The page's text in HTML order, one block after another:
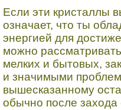
Если эти кристаллы
означает, что ты
энергией для
можно
мелких и бытовых,
и значимыми
вышесказанному
обычно после